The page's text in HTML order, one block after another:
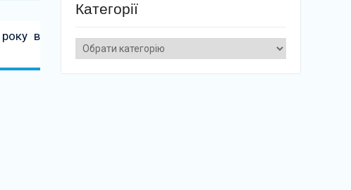
року в
Категорії
Категорії